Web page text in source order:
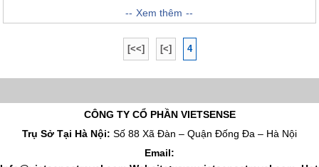
TP Hồ Chí Minh – Côn Đảo 3 Ngày 2 Đêm Tham quan Địa Ngục Trần
Gian Côn Sơn trải nghiệm về tâm linh để tỏ lòng biết ơn sâu sắc đối với
các anh hùng dân tộc đã hy sinh và nằm lại trên vùng đất này, và hành
trình đến với thiên nhiên biển đảo với những bãi biển tuyệt đẹp của Côn
Xem thêm
[<<] [<] 4
CÔNG TY CỔ PHẦN VIETSENSE
Trụ Sở Tại Hà Nội: Số 88 Xã Đàn – Quận Đống Đa – Hà Nội
Email: